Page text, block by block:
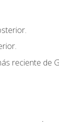
reciente